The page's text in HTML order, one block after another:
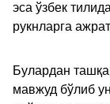
эса ўзбек
рукнларга
Булардан
мавжуд бўлиб